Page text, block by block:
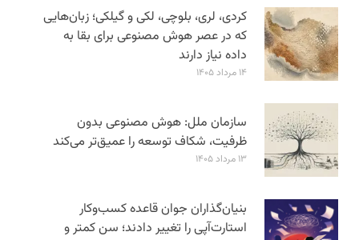
کردی، لری، بلوچی، لکی و گیلکی؛ زبان‌هایی
که در عصر هوش مصنوعی برای بقا به
داده نیاز دارند
۱۴ مرداد ۱۴۰۵
سازمان ملل: هوش مصنوعی بدون
ظرفیت، شکاف توسعه را عمیق‌تر می‌کند
۱۳ مرداد ۱۴۰۵
بنیان‌گذاران جوان قاعده کسب‌وکار
استارت‌آپی را تغییر دادند؛ سن‌ کمتر و